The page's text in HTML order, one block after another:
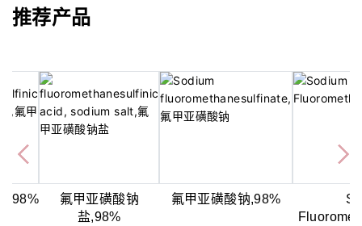
推荐产品
,98%
氟甲亚磺酸钠
盐,98%
氟甲亚磺酸钠,98%